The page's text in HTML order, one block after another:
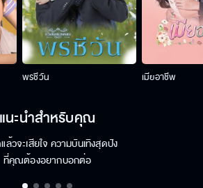
พรชีวัน เมียอาชีพ
แนะนำสำหรับคุณ
วจะเสียใจ ความบันเทิงสุดปัง
ที่คุณต้องอยากบอกต่อ